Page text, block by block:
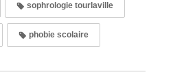
sophrologie tourlaville
phobie scolaire